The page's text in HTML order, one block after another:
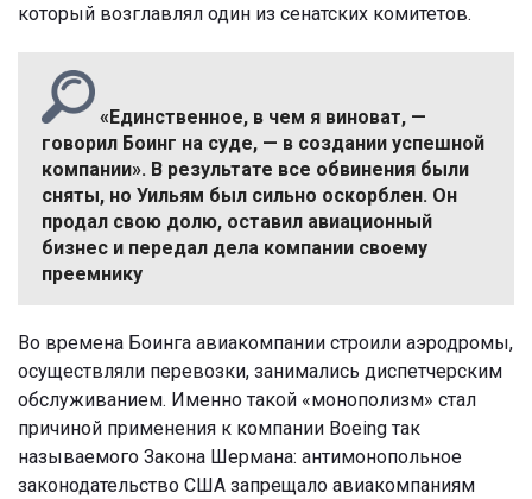
который возглавлял один из сенатских комитетов.
«Единственное, в чем я виноват, —
говорил Боинг на суде, — в создании успешной
компании». В результате все обвинения были
сняты, но Уильям был сильно оскорблен. Он
продал свою долю, оставил авиационный
бизнес и передал дела компании своему
преемнику
Во времена Боинга авиакомпании строили аэродромы,
осуществляли перевозки, занимались диспетчерским
обслуживанием. Именно такой «монополизм» стал
причиной применения к компании Boeing так
называемого Закона Шермана: антимонопольное
законодательство США запрещало авиакомпаниям